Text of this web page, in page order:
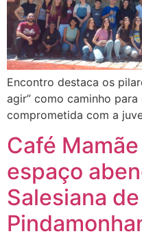
Encontro destaca os
agir” como caminho
comprometida com a
Café
espaço
Salesiana de